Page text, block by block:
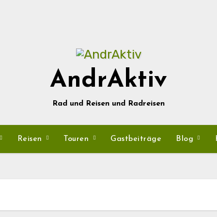
AndrAktiv
Rad und Reisen und Radreisen
Reisen Touren Gastbeiträge Blog